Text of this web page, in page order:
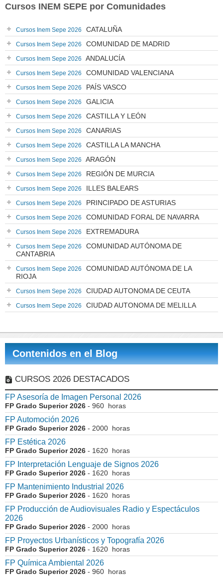
Cursos INEM SEPE por Comunidades
Cursos Inem Sepe 2026 CATALUÑA
Cursos Inem Sepe 2026 COMUNIDAD DE MADRID
Cursos Inem Sepe 2026 ANDALUCÍA
Cursos Inem Sepe 2026 COMUNIDAD VALENCIANA
Cursos Inem Sepe 2026 PAÍS VASCO
Cursos Inem Sepe 2026 GALICIA
Cursos Inem Sepe 2026 CASTILLA Y LEÓN
Cursos Inem Sepe 2026 CANARIAS
Cursos Inem Sepe 2026 CASTILLA LA MANCHA
Cursos Inem Sepe 2026 ARAGÓN
Cursos Inem Sepe 2026 REGIÓN DE MURCIA
Cursos Inem Sepe 2026 ILLES BALEARS
Cursos Inem Sepe 2026 PRINCIPADO DE ASTURIAS
Cursos Inem Sepe 2026 COMUNIDAD FORAL DE NAVARRA
Cursos Inem Sepe 2026 EXTREMADURA
Cursos Inem Sepe 2026
COMUNIDAD AUTÓNOMA DE
CANTABRIA
Cursos Inem Sepe 2026
COMUNIDAD AUTÓNOMA DE LA
RIOJA
Cursos Inem Sepe 2026 CIUDAD AUTONOMA DE CEUTA
Cursos Inem Sepe 2026 CIUDAD AUTONOMA DE MELILLA
Contenidos en el Blog
CURSOS 2026 DESTACADOS
FP Asesoría de Imagen Personal 2026
FP Grado Superior 2026 - 960 horas
FP Automoción 2026
FP Grado Superior 2026 - 2000 horas
FP Estética 2026
FP Grado Superior 2026 - 1620 horas
FP Interpretación Lenguaje de Signos 2026
FP Grado Superior 2026 - 1620 horas
FP Mantenimiento Industrial 2026
FP Grado Superior 2026 - 1620 horas
FP Producción de Audiovisuales Radio y Espectáculos
2026
FP Grado Superior 2026 - 2000 horas
FP Proyectos Urbanísticos y Topografía 2026
FP Grado Superior 2026 - 1620 horas
FP Química Ambiental 2026
FP Grado Superior 2026 - 960 horas